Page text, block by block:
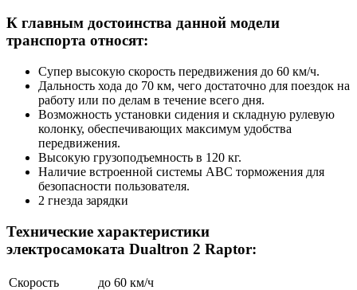
К главным достоинства данной модели
транспорта относят:
Супер высокую скорость передвижения до 60 км/ч.
Дальность хода до 70 км, чего достаточно для поездок на
работу или по делам в течение всего дня.
Возможность установки сидения и складную рулевую
колонку, обеспечивающих максимум удобства
передвижения.
Высокую грузоподъемность в 120 кг.
Наличие встроенной системы ABC торможения для
безопасности пользователя.
2 гнезда зарядки
Технические характеристики
электросамоката Dualtron 2 Raptor:
Скорость
до 60 км/ч